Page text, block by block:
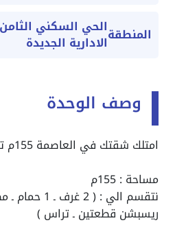
المنطقةالادارية الجديدة
وصف الوحدة
امتلك شقتك في العاصمة 155م تشطيب سوبر لوكس
مساحة : 155م
نتقسم الي : (
ريسبشن قطعتين ـ تراس )